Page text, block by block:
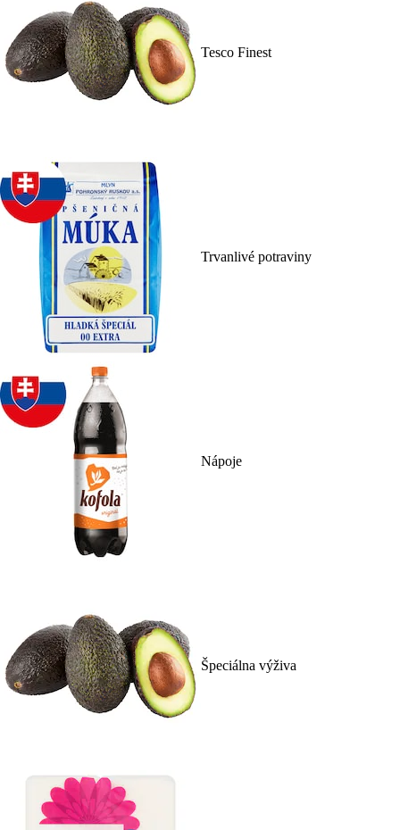
Tesco Finest
Trvanlivé potraviny
Nápoje
Špeciálna výživa